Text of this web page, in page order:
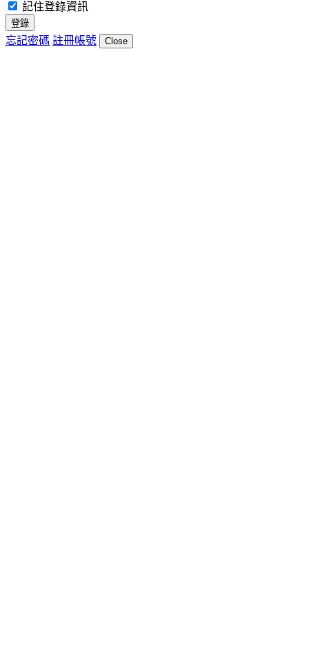
記住登錄資訊
登錄
忘記密碼 註冊帳號 Close